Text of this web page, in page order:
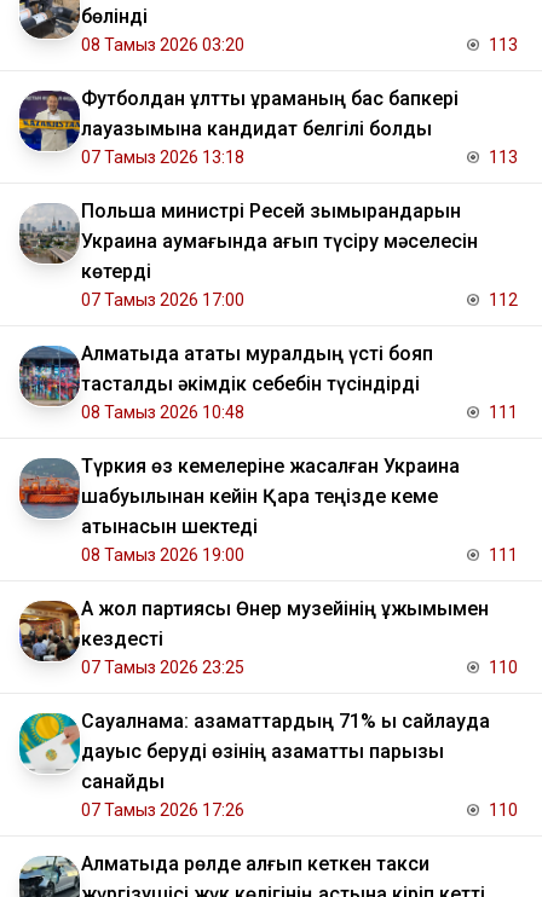
бөлінді
08 Тамыз 2026 03:20 113
Футболдан ұлттық құраманың бас бапкері
лауазымына кандидат белгілі болды
07 Тамыз 2026 13:18 113
Польша министрі Ресей зымырандарын
Украина аумағында қағып түсіру мәселесін
көтерді
07 Тамыз 2026 17:00 112
Алматыда атақты муралдың үсті бояп
тасталды әкімдік себебін түсіндірді
08 Тамыз 2026 10:48 111
Түркия өз кемелеріне жасалған Украина
шабуылынан кейін Қара теңізде кеме
қатынасын шектеді
08 Тамыз 2026 19:00 111
Ақ жол партиясы Өнер музейінің ұжымымен
кездесті
07 Тамыз 2026 23:25 110
Сауалнама: азаматтардың 71% ы сайлауда
дауыс беруді өзінің азаматтық парызы
санайды
07 Тамыз 2026 17:26 110
Алматыда рөлде қалғып кеткен такси